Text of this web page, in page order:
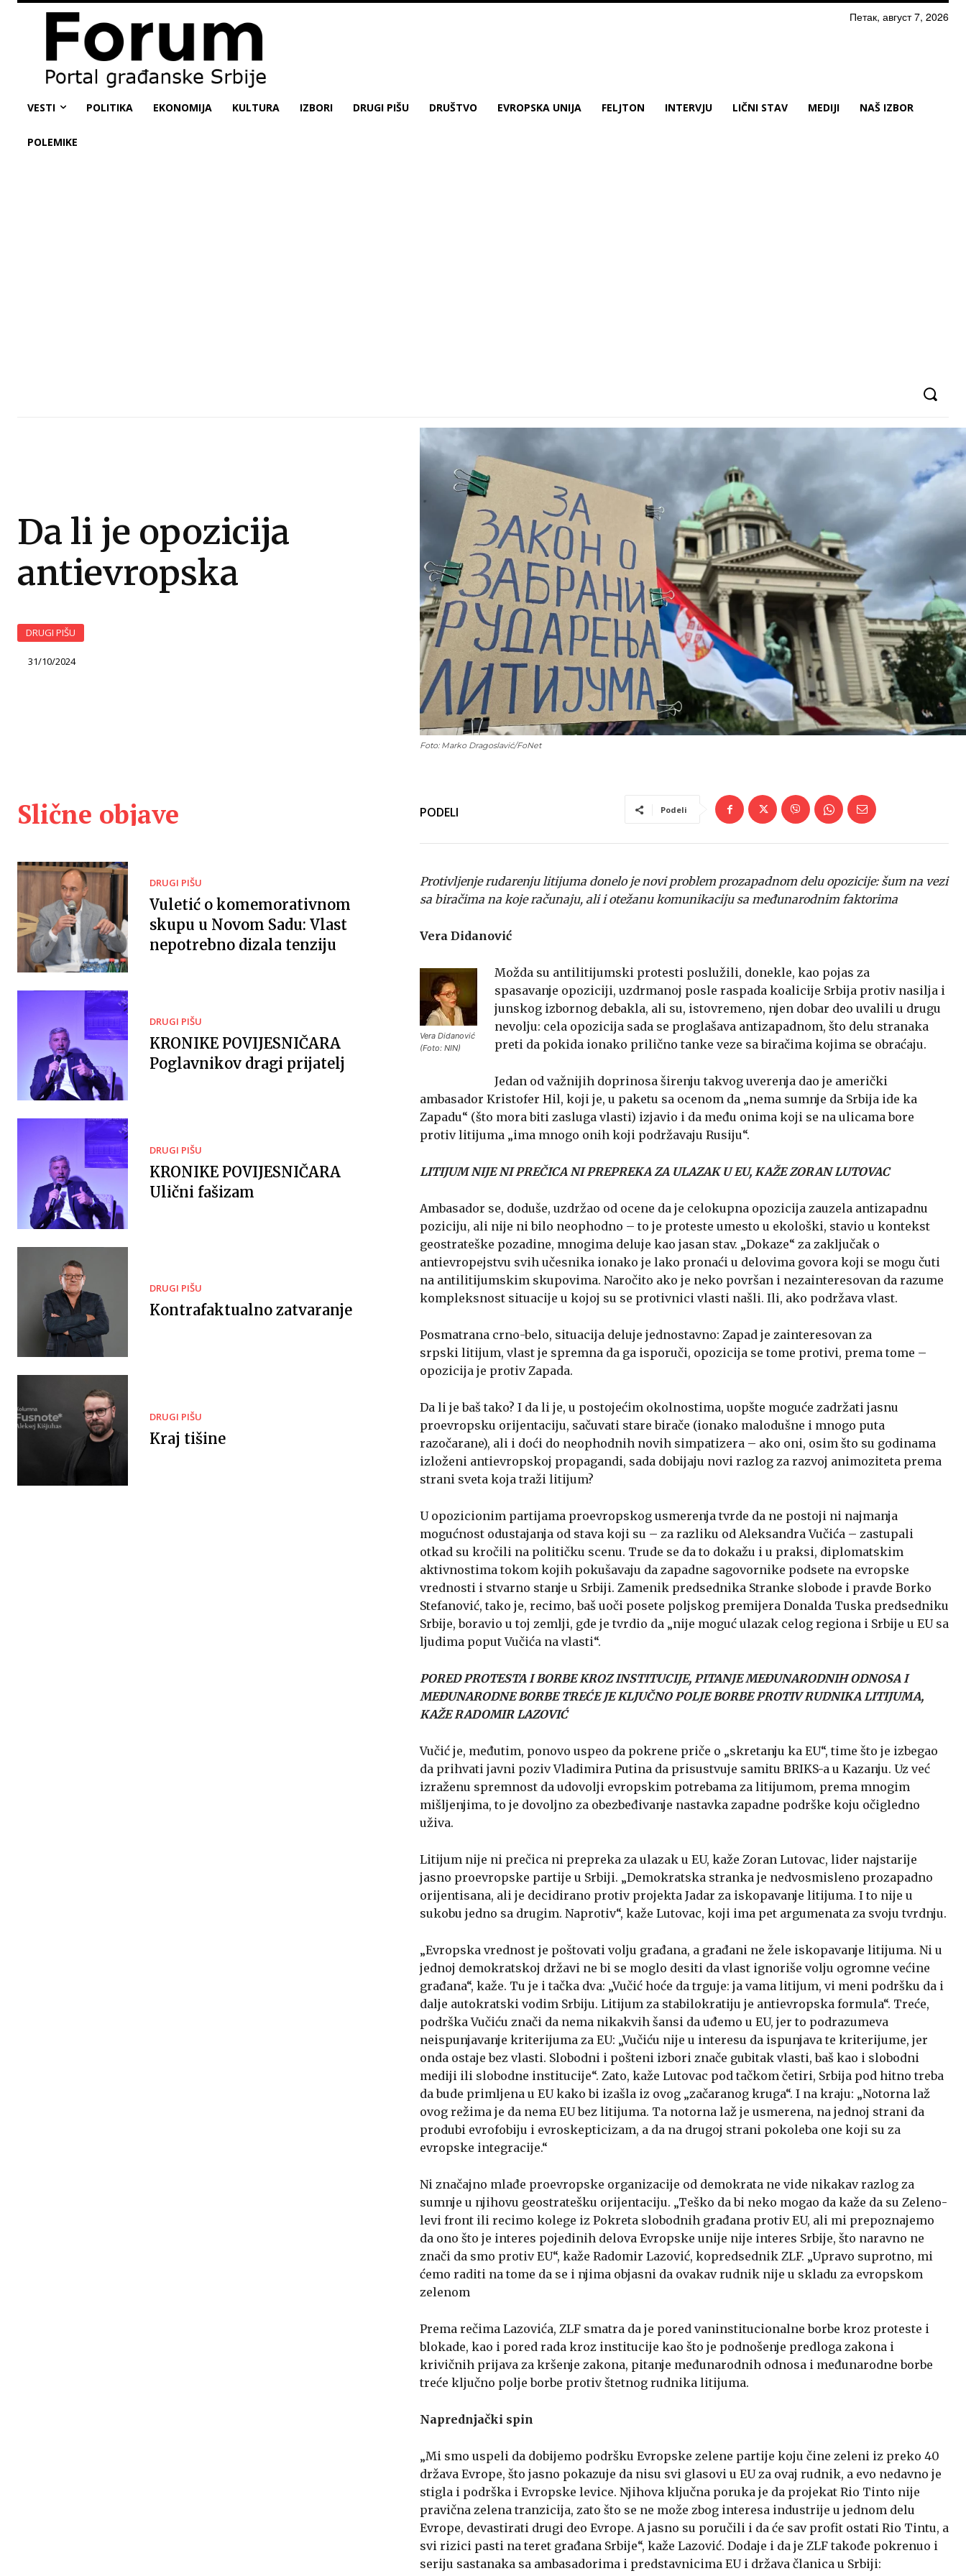
Петак, август 7, 2026
VESTI POLITIKA EKONOMIJA KULTURA IZBORI DRUGI PIŠU DRUŠTVO EVROPSKA UNIJA FELJTON INTERVJU LIČNI STAV MEDIJI NAŠ IZBOR
POLEMIKE
Da li je opozicija
antievropska
DRUGI PIŠU
31/10/2024
Foto: Marko Dragoslavić/FoNet
Slične objave
DRUGI PIŠU
Vuletić o komemorativnom
skupu u Novom Sadu: Vlast
nepotrebno dizala tenziju
DRUGI PIŠU
KRONIKE POVIJESNIČARA
Poglavnikov dragi prijatelj
DRUGI PIŠU
KRONIKE POVIJESNIČARA
Ulični fašizam
DRUGI PIŠU
Kontrafaktualno zatvaranje
DRUGI PIŠU
Kraj tišine
PODELI Podeli
Protivljenje rudarenju litijuma donelo je novi problem prozapadnom delu opozicije: šum na vezi
sa biračima na koje računaju, ali i otežanu komunikaciju sa međunarodnim faktorima
Vera Didanović
Vera Didanović
(Foto: NIN)
Možda su antilitijumski protesti poslužili, donekle, kao pojas za
spasavanje opoziciji, uzdrmanoj posle raspada koalicije Srbija protiv nasilja i
junskog izbornog debakla, ali su, istovremeno, njen dobar deo uvalili u drugu
nevolju: cela opozicija sada se proglašava antizapadnom, što delu stranaka
preti da pokida ionako prilično tanke veze sa biračima kojima se obraćaju.
Jedan od važnijih doprinosa širenju takvog uverenja dao je američki
ambasador Kristofer Hil, koji je, u paketu sa ocenom da „nema sumnje da Srbija ide ka
Zapadu“ (što mora biti zasluga vlasti) izjavio i da među onima koji se na ulicama bore
protiv litijuma „ima mnogo onih koji podržavaju Rusiju“.
LITIJUM NIJE NI PREČICA NI PREPREKA ZA ULAZAK U EU, KAŽE ZORAN LUTOVAC
Ambasador se, doduše, uzdržao od ocene da je celokupna opozicija zauzela antizapadnu
poziciju, ali nije ni bilo neophodno – to je proteste umesto u ekološki, stavio u kontekst
geostrateške pozadine, mnogima deluje kao jasan stav. „Dokaze“ za zaključak o
antievropejstvu svih učesnika ionako je lako pronaći u delovima govora koji se mogu čuti
na antilitijumskim skupovima. Naročito ako je neko površan i nezainteresovan da razume
kompleksnost situacije u kojoj su se protivnici vlasti našli. Ili, ako podržava vlast.
Posmatrana crno-belo, situacija deluje jednostavno: Zapad je zainteresovan za
srpski litijum, vlast je spremna da ga isporuči, opozicija se tome protivi, prema tome –
opozicija je protiv Zapada.
Da li je baš tako? I da li je, u postojećim okolnostima, uopšte moguće zadržati jasnu
proevropsku orijentaciju, sačuvati stare birače (ionako malodušne i mnogo puta
razočarane), ali i doći do neophodnih novih simpatizera – ako oni, osim što su godinama
izloženi antievropskoj propagandi, sada dobijaju novi razlog za razvoj animoziteta prema
strani sveta koja traži litijum?
U opozicionim partijama proevropskog usmerenja tvrde da ne postoji ni najmanja
mogućnost odustajanja od stava koji su – za razliku od Aleksandra Vučića – zastupali
otkad su kročili na političku scenu. Trude se da to dokažu i u praksi, diplomatskim
aktivnostima tokom kojih pokušavaju da zapadne sagovornike podsete na evropske
vrednosti i stvarno stanje u Srbiji. Zamenik predsednika Stranke slobode i pravde Borko
Stefanović, tako je, recimo, baš uoči posete poljskog premijera Donalda Tuska predsedniku
Srbije, boravio u toj zemlji, gde je tvrdio da „nije moguć ulazak celog regiona i Srbije u EU sa
ljudima poput Vučića na vlasti“.
PORED PROTESTA I BORBE KROZ INSTITUCIJE, PITANJE MEĐUNARODNIH ODNOSA I
MEĐUNARODNE BORBE TREĆE JE KLJUČNO POLJE BORBE PROTIV RUDNIKA LITIJUMA,
KAŽE RADOMIR LAZOVIĆ
Vučić je, međutim, ponovo uspeo da pokrene priče o „skretanju ka EU“, time što je izbegao
da prihvati javni poziv Vladimira Putina da prisustvuje samitu BRIKS-a u Kazanju. Uz već
izraženu spremnost da udovolji evropskim potrebama za litijumom, prema mnogim
mišljenjima, to je dovoljno za obezbeđivanje nastavka zapadne podrške koju očigledno
uživa.
Litijum nije ni prečica ni prepreka za ulazak u EU, kaže Zoran Lutovac, lider najstarije
jasno proevropske partije u Srbiji. „Demokratska stranka je nedvosmisleno prozapadno
orijentisana, ali je decidirano protiv projekta Jadar za iskopavanje litijuma. I to nije u
sukobu jedno sa drugim. Naprotiv“, kaže Lutovac, koji ima pet argumenata za svoju tvrdnju.
„Evropska vrednost je poštovati volju građana, a građani ne žele iskopavanje litijuma. Ni u
jednoj demokratskoj državi ne bi se moglo desiti da vlast ignoriše volju ogromne većine
građana“, kaže. Tu je i tačka dva: „Vučić hoće da trguje: ja vama litijum, vi meni podršku da i
dalje autokratski vodim Srbiju. Litijum za stabilokratiju je antievropska formula“. Treće,
podrška Vučiću znači da nema nikakvih šansi da uđemo u EU, jer to podrazumeva
neispunjavanje kriterijuma za EU: „Vučiću nije u interesu da ispunjava te kriterijume, jer
onda ostaje bez vlasti. Slobodni i pošteni izbori znače gubitak vlasti, baš kao i slobodni
mediji ili slobodne institucije“. Zato, kaže Lutovac pod tačkom četiri, Srbija pod hitno treba
da bude primljena u EU kako bi izašla iz ovog „začaranog kruga“. I na kraju: „Notorna laž
ovog režima je da nema EU bez litijuma. Ta notorna laž je usmerena, na jednoj strani da
produbi evrofobiju i evroskepticizam, a da na drugoj strani pokoleba one koji su za
evropske integracije.“
Ni značajno mlađe proevropske organizacije od demokrata ne vide nikakav razlog za
sumnje u njihovu geostratešku orijentaciju. „Teško da bi neko mogao da kaže da su Zeleno-
levi front ili recimo kolege iz Pokreta slobodnih građana protiv EU, ali mi prepoznajemo
da ono što je interes pojedinih delova Evropske unije nije interes Srbije, što naravno ne
znači da smo protiv EU“, kaže Radomir Lazović, kopredsednik ZLF. „Upravo suprotno, mi
ćemo raditi na tome da se i njima objasni da ovakav rudnik nije u skladu za evropskom
zelenom
Prema rečima Lazovića, ZLF smatra da je pored vaninstitucionalne borbe kroz proteste i
blokade, kao i pored rada kroz institucije kao što je podnošenje predloga zakona i
krivičnih prijava za kršenje zakona, pitanje međunarodnih odnosa i međunarodne borbe
treće ključno polje borbe protiv štetnog rudnika litijuma.
Naprednjački spin
„Mi smo uspeli da dobijemo podršku Evropske zelene partije koju čine zeleni iz preko 40
država Evrope, što jasno pokazuje da nisu svi glasovi u EU za ovaj rudnik, a evo nedavno je
stigla i podrška i Evropske levice. Njihova ključna poruka je da projekat Rio Tinto nije
pravična zelena tranzicija, zato što se ne može zbog interesa industrije u jednom delu
Evrope, devastirati drugi deo Evrope. A jasno su poručili i da će sav profit ostati Rio Tintu, a
svi rizici pasti na teret građana Srbije“, kaže Lazović. Dodaje i da je ZLF takođe pokrenuo i
seriju sastanaka sa ambasadorima i predstavnicima EU i država članica u Srbiji: